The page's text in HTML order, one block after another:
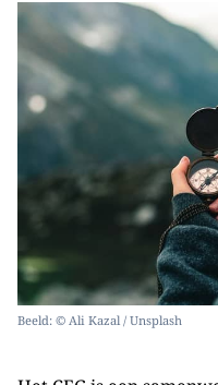
Beeld: © Ali Kazal / Unsplash